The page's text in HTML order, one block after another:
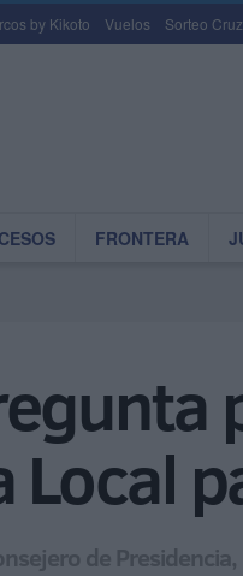
by Kikoto Vuelos Sorteo
FRONTERA
Local
de